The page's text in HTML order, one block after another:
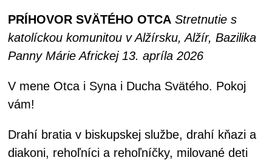
PRÍHOVOR SVÄTÉHO OTCA Stretnutie s
katolíckou komunitou v Alžírsku, Alžír, Bazilika
Panny Márie Africkej 13. apríla 2026
V mene Otca i Syna i Ducha Svätého. Pokoj
vám!
Drahí bratia v biskupskej službe, drahí kňazi a
diakoni, rehoľníci a rehoľníčky, milované deti